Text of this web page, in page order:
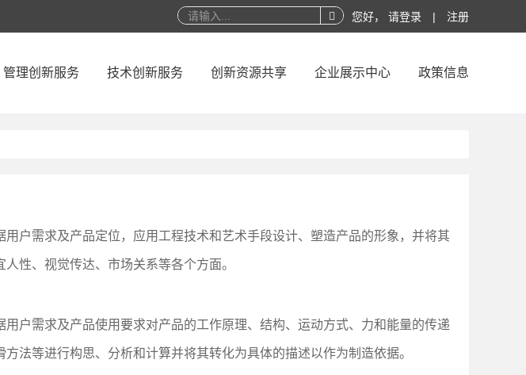
您好， 请登录 | 注册
管理创新服务 技术创新服务 创新资源共享 企业展示中心 政策信息
户需求及产品定位，应用工程技术和艺术手段设计、塑造产品的形象，并将其
性、视觉传达、市场关系等各个方面。
户需求及产品使用要求对产品的工作原理、结构、运动方式、力和能量的传递
法等进行构思、分析和计算并将其转化为具体的描述以作为制造依据。